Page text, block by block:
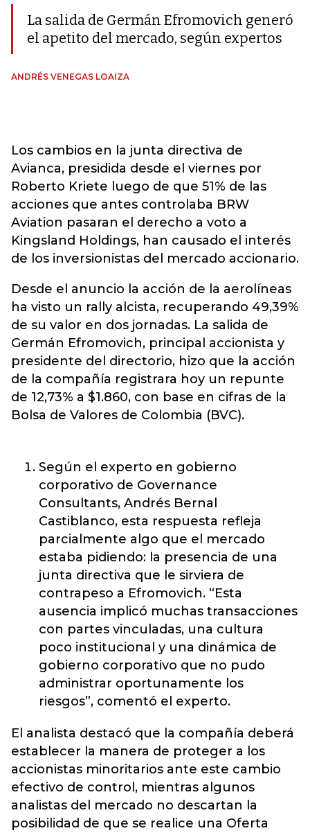
La salida de Germán Efromovich generó
el apetito del mercado, según expertos
ANDRÉS VENEGAS LOAIZA
Los cambios en la junta directiva de
Avianca, presidida desde el viernes por
Roberto Kriete luego de que 51% de las
acciones que antes controlaba BRW
Aviation pasaran el derecho a voto a
Kingsland Holdings, han causado el interés
de los inversionistas del mercado accionario.
Desde el anuncio la acción de la aerolíneas
ha visto un rally alcista, recuperando 49,39%
de su valor en dos jornadas. La salida de
Germán Efromovich, principal accionista y
presidente del directorio, hizo que la acción
de la compañía registrara hoy un repunte
de 12,73% a $1.860, con base en cifras de la
Bolsa de Valores de Colombia (BVC).
Según el experto en gobierno
corporativo de Governance
Consultants, Andrés Bernal
Castiblanco, esta respuesta refleja
parcialmente algo que el mercado
estaba pidiendo: la presencia de una
junta directiva que le sirviera de
contrapeso a Efromovich. “Esta
ausencia implicó muchas transacciones
con partes vinculadas, una cultura
poco institucional y una dinámica de
gobierno corporativo que no pudo
administrar oportunamente los
riesgos”, comentó el experto.
El analista destacó que la compañía deberá
establecer la manera de proteger a los
accionistas minoritarios ante este cambio
efectivo de control, mientras algunos
analistas del mercado no descartan la
posibilidad de que se realice una Oferta